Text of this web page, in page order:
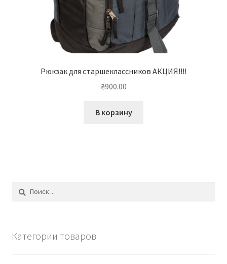
Рюкзак для старшеклассников АКЦИЯ!!!!
₴900.00
В корзину
Категории товаров